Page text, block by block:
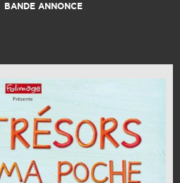
BANDE ANNONCE